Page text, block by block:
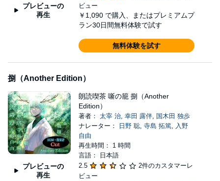
プレビューの
再生
ビュー
￥1,090 で購入、またはプレミアムプ
ラン30日間無料体験で試す
無料体験を試す
捌（Another Edition）
プレビューの
再生
朗読喫茶 噺の籠 捌（Another
Edition）
著者： 太宰 治, 幸田 露伴, 国木田 独歩
ナレーター：
日野 聡, 寺島 拓篤, 入野
自由
再生時間： 1 時間
言語： 日本語
2.5
2件のカスタマーレ
ビュー